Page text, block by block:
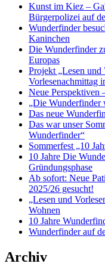
Kunst im Kiez –
Bürgerpolizei auf
Wunderfinder
Kaninchen
Die Wunderfinder
Europas
Projekt „Lesen und
Vorlesenachmittag
Neue
„Die Wunderfinder
Das neue
Das war unser
Wunderfinder“
Sommerfest „10
10 Jahre Die
Gründungsphase
Ab sofort: Neue
2025/26 gesucht!
„Lesen und
Wohnen
10 Jahre
Wunderfinder auf
Archiv